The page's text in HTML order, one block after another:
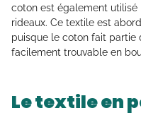
coton est également
rideaux. Ce textile est
puisque le coton fait partie
facilement trouvable en
Le textile en